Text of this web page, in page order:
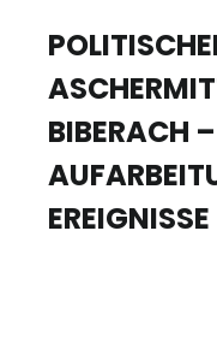
BIBERACH –
EREIGNISSE